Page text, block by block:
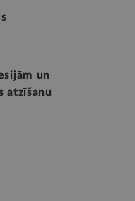
un
atzīšanu